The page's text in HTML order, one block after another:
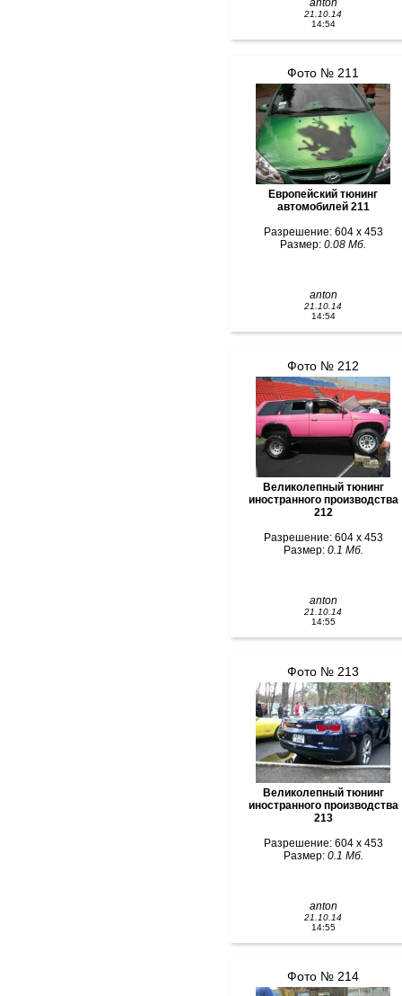
anton
21.10.14
14:54
Фото № 211
Европейский тюнинг
автомобилей 211
Разрешение: 604 x 453
Размер: 0.08 Мб.
anton
21.10.14
14:54
Фото № 212
Великолепный тюнинг
иностранного производства
212
Разрешение: 604 x 453
Размер: 0.1 Мб.
anton
21.10.14
14:55
Фото № 213
Великолепный тюнинг
иностранного производства
213
Разрешение: 604 x 453
Размер: 0.1 Мб.
anton
21.10.14
14:55
Фото № 214